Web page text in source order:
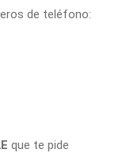
de teléfono:
que te pide